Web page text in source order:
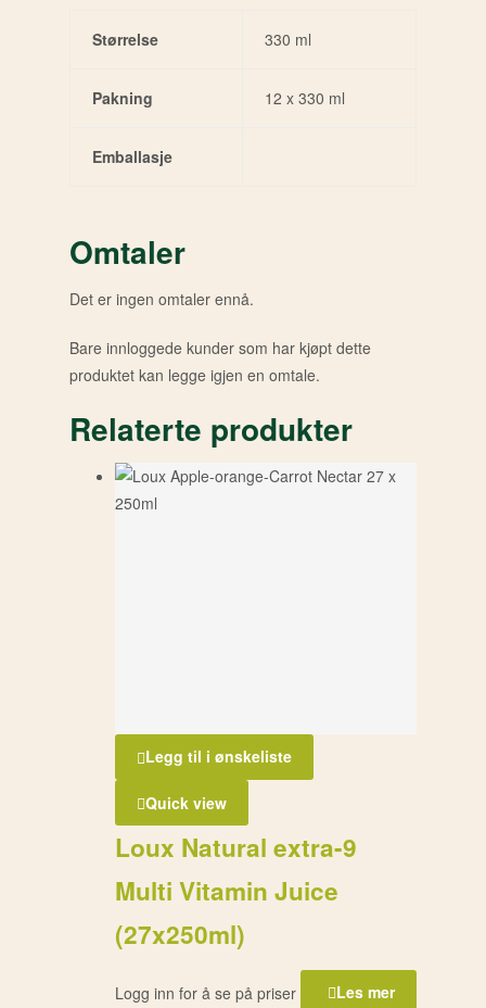
Størrelse 330 ml
Pakning 12 x 330 ml
Emballasje
Omtaler
Det er ingen omtaler ennå.
Bare innloggede kunder som har kjøpt dette
produktet kan legge igjen en omtale.
Relaterte produkter
Legg til i ønskeliste
Quick view
Loux Natural extra-9
Multi Vitamin Juice
(27x250ml)
Logg inn for å se på priser Les mer